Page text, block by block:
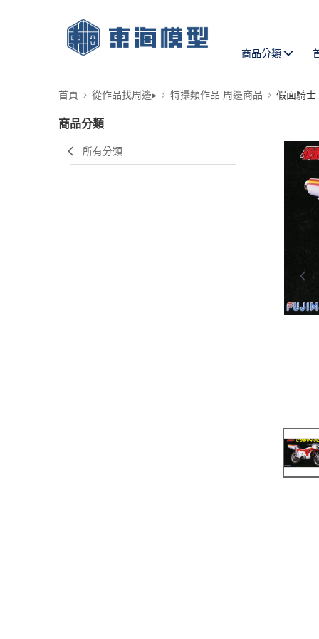
商品分類
首頁 從作品找周邊▸ 特攝類作品 周邊商品 假面騎士
商品分類
所有分類